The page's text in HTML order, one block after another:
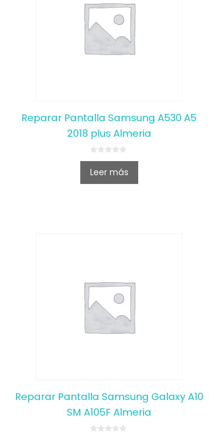
Reparar Pantalla Samsung A530 A5
2018 plus Almeria
0
u
Leer más
Reparar Pantalla Samsung Galaxy A10
SM A105F Almeria